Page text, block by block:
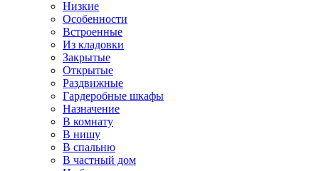
Низкие
Особенности
Встроенные
Из кладовки
Закрытые
Открытые
Раздвижные
Гардеробные шкафы
Назначение
В комнату
В нишу
В спальню
В частный дом